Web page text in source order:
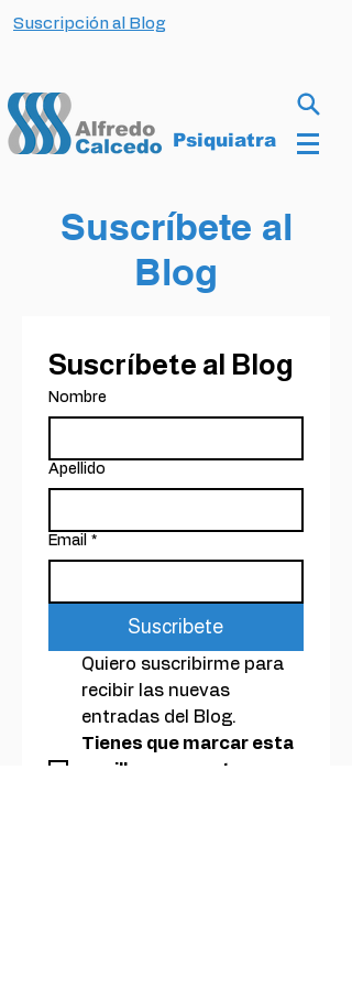
Suscripción al Blog
Psiquiatra
Suscríbete al
Blog
Suscríbete al Blog
Nombre
Apellido
Email *
Suscribete
Quiero suscribirme para
recibir las nuevas
Tienes que marcar esta
casilla para que te